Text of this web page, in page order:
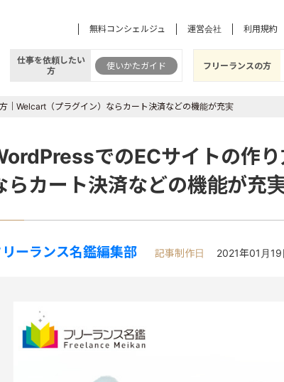
無料コンシェルジュ 運営会社 利用規約
仕事を依頼したい
方
使いかたガイド フリーランスの方
｜Welcart（プラグイン）ならカート決済などの機能が充実
でのECサイトの作
らカート決済などの機能が充
ーランス名鑑編集部 記事制作日 2021年01月19